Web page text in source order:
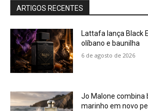
ARTIGOS RECENTES
Lattafa lança Black
olíbano e baunilha
6 de agosto de 2026
Jo Malone combina
marinho em novo